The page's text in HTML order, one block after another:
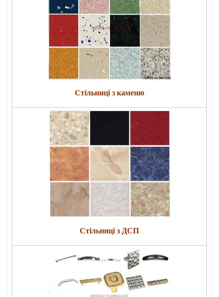
Стільниці з каменю
Стільниці з ДСП